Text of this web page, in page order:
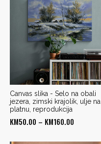
through
KM190.00
Canvas slika - Selo na obali
jezera, zimski krajolik, ulje na
platnu, reprodukcija
KM50.00 – KM160.00